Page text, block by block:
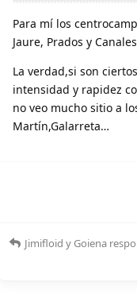
Para mí los
Jaure, Prados y
La verdad,si son
intensidad y rapidez
no veo mucho sitio a
Martín,Galarreta…
Jimifloid y Goiena